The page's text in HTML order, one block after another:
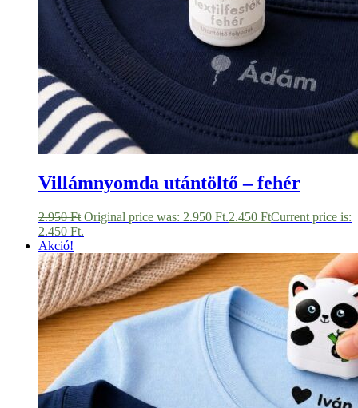
Villámnyomda utántöltő – fehér
2.950Ft Original price was: 2.950 Ft.2.450 FtCurrent price is:
2.450 Ft.
Akció!